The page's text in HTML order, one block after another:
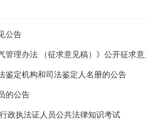
公告
管理办法 （征求意见稿）》公开征求
鉴定机构和司法鉴定人名册的公告
的公告
政执法证人员公共法律知识考试